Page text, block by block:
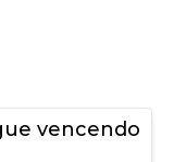
vencendo